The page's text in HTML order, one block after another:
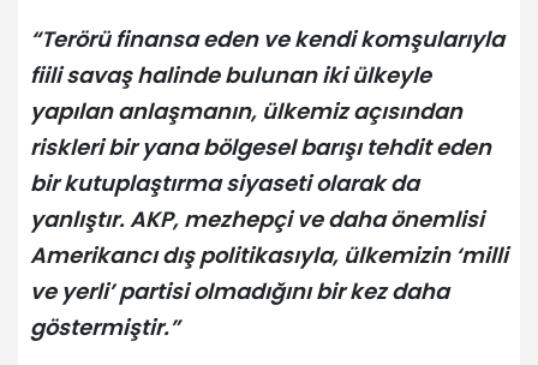
“Terörü finansa eden ve kendi komşularıyla
fiili savaş halinde bulunan iki ülkeyle
yapılan anlaşmanın, ülkemiz açısından
riskleri bir yana bölgesel barışı tehdit eden
bir kutuplaştırma siyaseti olarak da
yanlıştır. AKP, mezhepçi ve daha önemlisi
Amerikancı dış politikasıyla, ülkemizin ‘milli
ve yerli’ partisi olmadığını bir kez daha
göstermiştir.”